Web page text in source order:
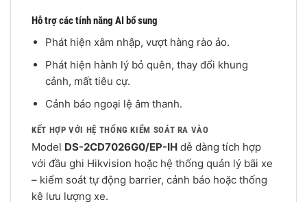
Hỗ trợ các tính năng AI bổ sung
Phát hiện xâm nhập, vượt hàng rào ảo.
Phát hiện hành lý bỏ quên, thay đổi khung
cảnh, mất tiêu cự.
Cảnh báo ngoại lệ âm thanh.
KẾT HỢP VỚI HỆ THỐNG KIỂM SOÁT RA VÀO
Model DS-2CD7026G0/EP-IH dễ dàng tích hợp
với đầu ghi Hikvision hoặc hệ thống quản lý bãi xe
– kiểm soát tự động barrier, cảnh báo hoặc thống
kê lưu lượng xe.